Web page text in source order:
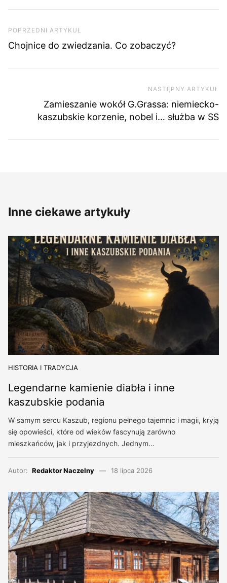
Poprzedni artykuł
POPRZEDNI ARTYKUŁ
Chojnice do zwiedzania. Co zobaczyć?
NASTĘPNY ARTYKUŁ
Zamieszanie wokół G.Grassa: niemiecko-
kaszubskie korzenie, nobel i… służba w SS
Inne ciekawe artykuły
HISTORIA I TRADYCJA
Legendarne kamienie diabła i inne
kaszubskie podania
W samym sercu Kaszub, regionu pełnego tajemnic i magii, kryją
się opowieści, które od wieków fascynują zarówno
mieszkańców, jak i przyjezdnych. Jednym…
Autor: Redaktor Naczelny 18 lipca 2026